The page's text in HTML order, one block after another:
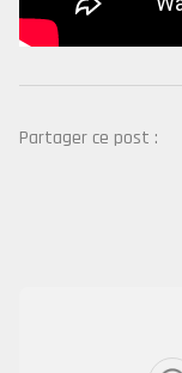
Partager ce post :